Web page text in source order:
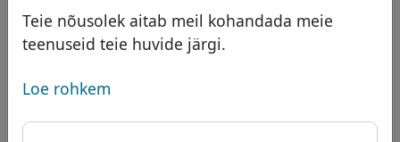
Teie nõusolek aitab meil kohandada meie
teenuseid teie huvide järgi.
Loe rohkem
Aasia domeenid
Euroopa domeenid
Lähis-Ida domeenid
Põhja-Ameerika domeenid
Soodustused
Üleandmine
Teenused
ID Protect
DNS majutus
WHOIS